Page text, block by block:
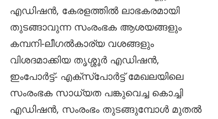
എഡിഷന്‍, കേരളത്തില്‍ ലാഭകരമായി
തുടങ്ങാവുന്ന സംരംഭക ആശയങ്ങളും
കമ്പനി-ലീഗല്‍കാര്യ വശങ്ങളും
വിശദമാക്കിയ തൃശ്ശൂര്‍ എഡിഷന്‍,
ഇംപോര്‍ട്ട്- എക്‌സ്‌പോര്‍ട്ട് മേഖലയിലെ
സംരംഭക സാധ്യത പങ്കുവെച്ച കൊച്ചി
എഡിഷന്‍, സംരംഭം തുടങ്ങുമ്പോള്‍ മുതല്‍